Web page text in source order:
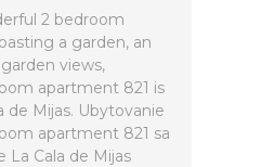
2 bedroom
a garden, an
views,
apartment 821 is
de Mijas. Ubytovanie
apartment 821 sa
La Cala de Mijas